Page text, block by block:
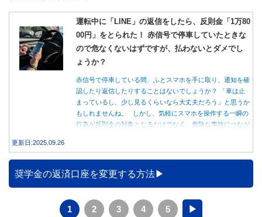
運転中に「LINE」の返信をしたら、反則金「1万80
00円」をとられた！ 赤信号で停車していたときな
ので危なくないはずですが、払わないとダメでし
ょうか？
赤信号で停車している間、ふとスマホを手に取り、通知を確
認したり返信したりすることはないでしょうか？ 「車は止
まっているし、少し見るくらいなら大丈夫だろう」と思うか
もしれませんね。 しかし、気軽にスマホを操作する一瞬の
行為が反則金の対象となるだけでなく、危険な事故につなが
更新日:2025.09.26
奨学金の返済口座を変更する方法
1 2 3 4 5 ▶